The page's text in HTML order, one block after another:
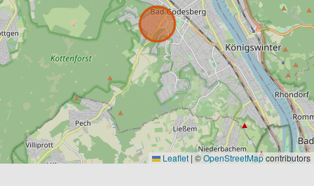
Leaflet | ©OpenStreetMapcontributors